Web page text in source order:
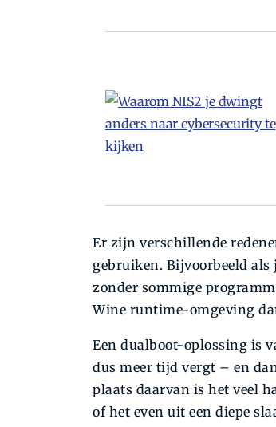
Er zijn verschillende
gebruiken. Bijvoorbeeld
zonder sommige
Wine runtime-omgeving
Een dualboot-oplossing is
dus meer tijd vergt – en
plaats daarvan is het veel
of het even uit een diepe